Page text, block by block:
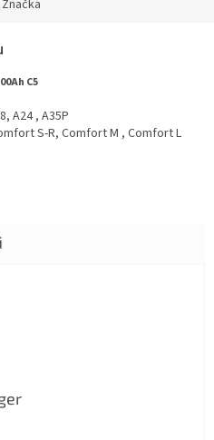
Značka
C5
A24 , A35P
S-R, Comfort M , Comfort L
je 5 z 5 hvězdiček.
je 5 z 5 hvězdiček.